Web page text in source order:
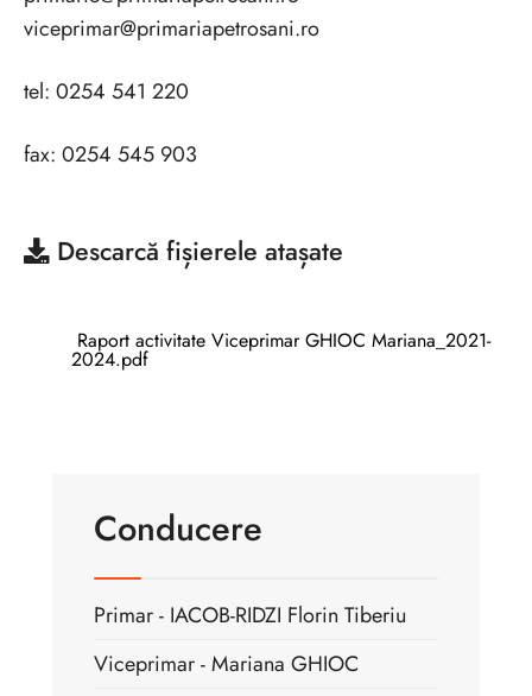
viceprimar@primariapetrosani.ro
tel: 0254 541 220
fax: 0254 545 903
Descarcă fișierele atașate
Raport activitate Viceprimar GHIOC Mariana_2021-
2024.pdf
Conducere
Primar - IACOB-RIDZI Florin Tiberiu
Viceprimar - Mariana GHIOC